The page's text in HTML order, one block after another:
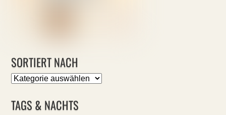
SORTIERT NACH
Sortiert
TAGS & NACHTS